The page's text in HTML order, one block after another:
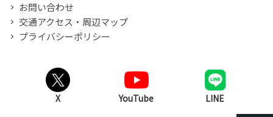
お問い合わせ
交通アクセス・周辺マップ
プライバシーポリシー